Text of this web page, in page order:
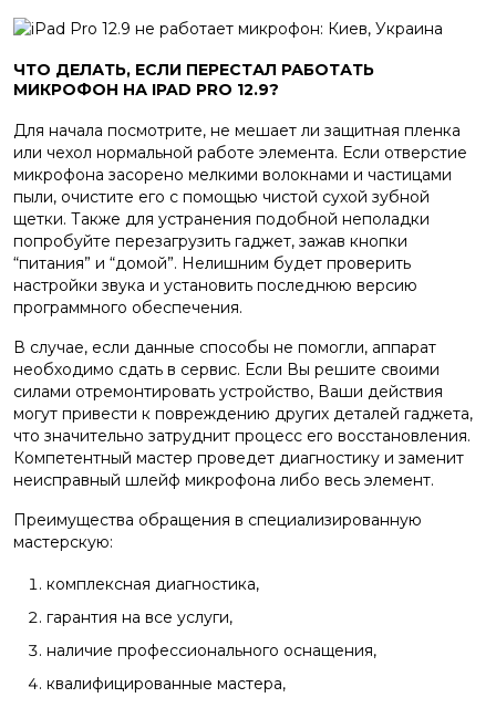
ЧТО ДЕЛАТЬ, ЕСЛИ ПЕРЕСТАЛ РАБОТАТЬ
МИКРОФОН НА IPAD PRO 12.9?
Для начала посмотрите, не мешает ли защитная пленка
или чехол нормальной работе элемента. Если отверстие
микрофона засорено мелкими волокнами и частицами
пыли, очистите его с помощью чистой сухой зубной
щетки. Также для устранения подобной неполадки
попробуйте перезагрузить гаджет, зажав кнопки
“питания” и “домой”. Нелишним будет проверить
настройки звука и установить последнюю версию
программного обеспечения.
В случае, если данные способы не помогли, аппарат
необходимо сдать в сервис. Если Вы решите своими
силами отремонтировать устройство, Ваши действия
могут привести к повреждению других деталей гаджета,
что значительно затруднит процесс его восстановления.
Компетентный мастер проведет диагностику и заменит
неисправный шлейф микрофона либо весь элемент.
Преимущества обращения в специализированную
мастерскую:
комплексная диагностика,
гарантия на все услуги,
наличие профессионального оснащения,
квалифицированные мастера,